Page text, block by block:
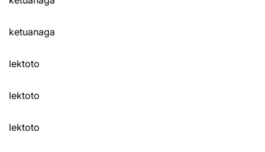
ketuanaga
lektoto
lektoto
lektoto